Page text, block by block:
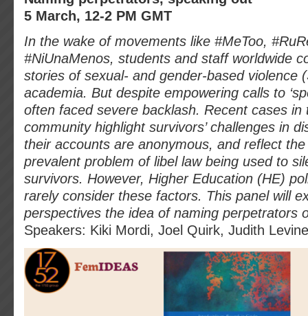
5 March, 12-2 PM GMT
In the wake of movements like #MeToo,
#NiUnaMenos, students and staff worldwide
stories of sexual- and gender-based violence
academia. But despite empowering calls to
often faced severe backlash. Recent cases in
community highlight survivors’ challenges in
their accounts are anonymous, and reflect
prevalent problem of libel law being used to
survivors. However, Higher Education (HE)
rarely consider these factors. This panel will
perspectives the idea of naming perpetrators
Speakers: Kiki Mordi, Joel Quirk, Judith